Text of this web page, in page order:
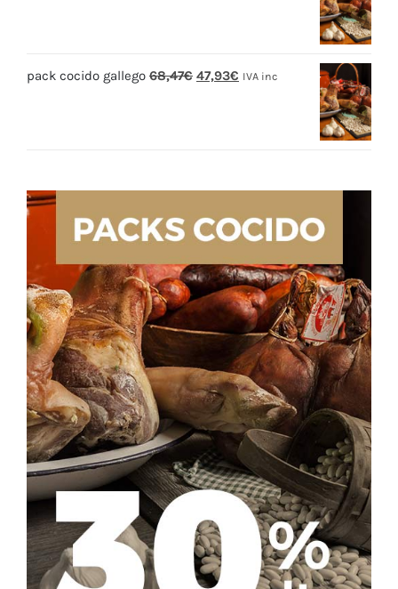
35,12€. 24,59€.
pack cocido gallego 68,47€ El
47,93€ El
IVA inc